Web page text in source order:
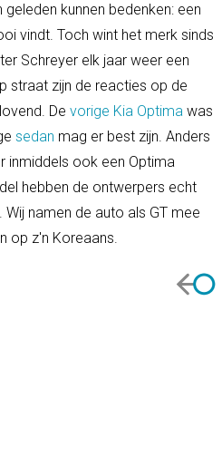
kunnen bedenken: een
vindt. Toch wint het merk sinds
Schreyer elk jaar weer een
straat zijn de reacties op de
De vorige Kia Optima was
sedan mag er best zijn. Anders
inmiddels ook een Optima
hebben de ontwerpers echt
namen de auto als GT mee
op z'n Koreaans.